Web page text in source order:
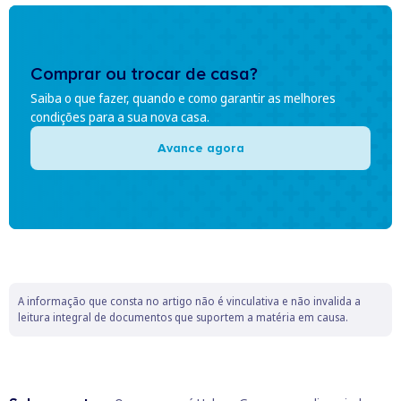
Comprar ou trocar de casa?
Saiba o que fazer, quando e como garantir as melhores
condições para a sua nova casa.
Avance agora
A informação que consta no artigo não é vinculativa e não invalida a
leitura integral de documentos que suportem a matéria em causa.